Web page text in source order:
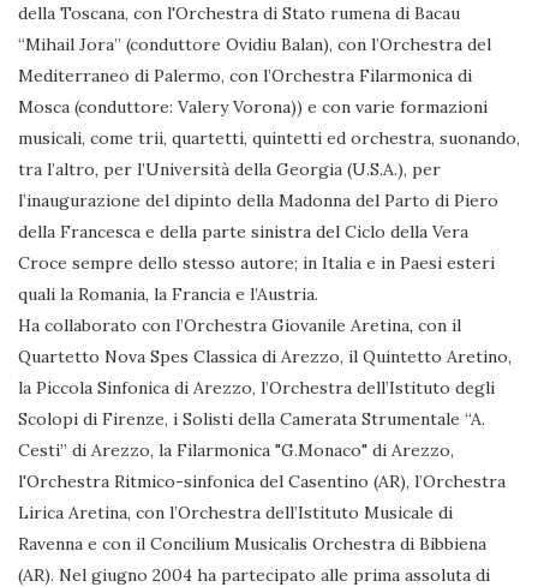
della Toscana, con l'Orchestra di Stato rumena di Bacau
“Mihail Jora” (conduttore Ovidiu Balan), con l’Orchestra del
Mediterraneo di Palermo, con l’Orchestra Filarmonica di
Mosca (conduttore: Valery Vorona)) e con varie formazioni
musicali, come trii, quartetti, quintetti ed orchestra, suonando,
tra l’altro, per l’Università della Georgia (U.S.A.), per
l’inaugurazione del dipinto della Madonna del Parto di Piero
della Francesca e della parte sinistra del Ciclo della Vera
Croce sempre dello stesso autore; in Italia e in Paesi esteri
quali la Romania, la Francia e l’Austria.
Ha collaborato con l’Orchestra Giovanile Aretina, con il
Quartetto Nova Spes Classica di Arezzo, il Quintetto Aretino,
la Piccola Sinfonica di Arezzo, l’Orchestra dell’Istituto degli
Scolopi di Firenze, i Solisti della Camerata Strumentale “A.
Cesti” di Arezzo, la Filarmonica "G.Monaco" di Arezzo,
l'Orchestra Ritmico-sinfonica del Casentino (AR), l’Orchestra
Lirica Aretina, con l’Orchestra dell’Istituto Musicale di
Ravenna e con il Concilium Musicalis Orchestra di Bibbiena
(AR). Nel giugno 2004 ha partecipato alle prima assoluta di